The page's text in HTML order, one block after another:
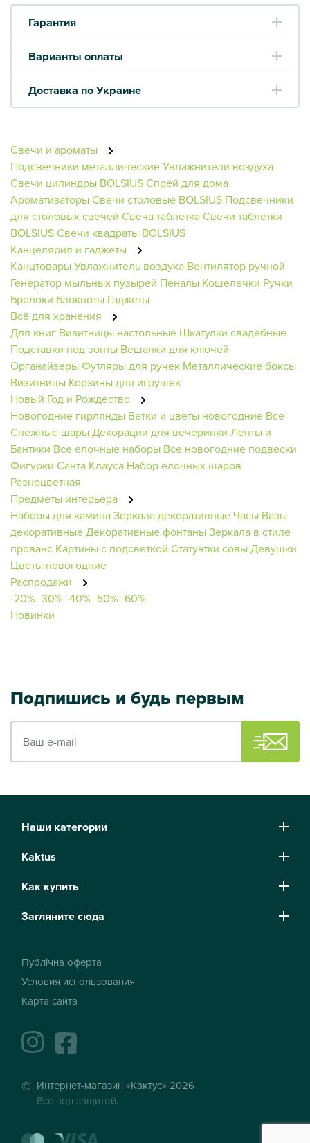
Гарантия
Варианты оплаты
Доставка по Украине
Свечи и ароматы
Подсвечники металлическиеУвлажнители воздуха
Свечи цилиндры BOLSIUSСпрей для дома
АроматизаторыСвечи столовые BOLSIUS Подсвечники
для столовых свечей Свеча таблеткаСвечи таблетки
BOLSIUSСвечи квадраты BOLSIUS
Канцелярия и гаджеты
КанцтоварыУвлажнитель воздуха Вентилятор ручной
Генератор мыльных пузырей Пеналы Кошелечки Ручки
Брелоки Блокноты Гаджеты
Всё для хранения
Для книг Визитницы настольные Шкатулки свадебные
Подставки под зонты Вешалки для ключей
ОрганайзерыФутляры для ручек Металлические боксы
Визитницы Корзины для игрушек
Новый Год и Рождество
Новогодние гирлянды Ветки и цветы новогодние Все
Снежные шарыДекорации для вечеринки Ленты и
Бантики Все елочные наборы Все новогодние подвески
Фигурки Санта Клауса Набор елочных шаров
Разноцветная
Предметы интерьера
Наборы для каминаЗеркала декоративные Часы Вазы
декоративныеДекоративные фонтаныЗеркала в стиле
прованс Картины с подсветкой Статуэтки совыДевушки
Цветы новогодние
Распродажи
-20%-30%-40%-50%-60%
Новинки
Подпишись и будь первым
Наши категории
Kaktus
Как купить
Загляните сюда
Публічна оферта
Условия использования
Карта сайта
instagramfacebook
Интернет-магазин «Кактус» 2026
Все под защитой.
mastercard